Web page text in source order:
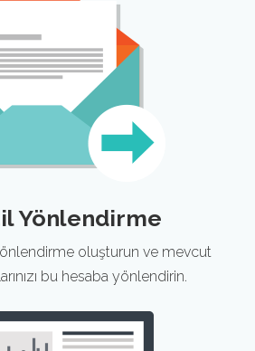
Yönlendirme
oluşturun ve mevcut
bu hesaba yönlendirin.